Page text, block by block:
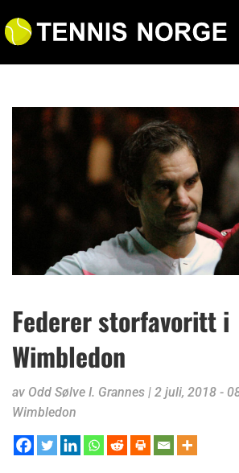
Federer storfavoritt i
Wimbledon
av Odd Sølve I. Grannes | 2 juli, 2018 -
Wimbledon